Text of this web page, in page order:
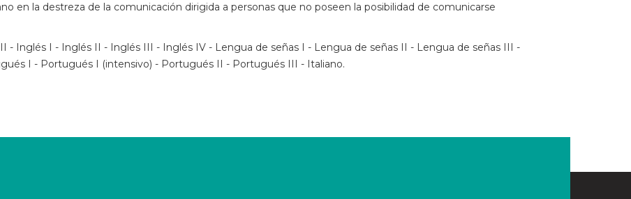
en la destreza de la comunicación dirigida a personas que no poseen la posibilidad de comunicarse
- Inglés I - Inglés II - Inglés III - Inglés IV - Lengua de señas I - Lengua de señas II - Lengua de señas III -
I - Portugués I (intensivo) - Portugués II - Portugués III - Italiano.